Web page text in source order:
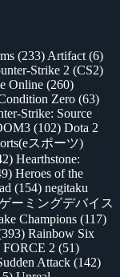
(233) Artifact (6)
Strike 2 (CS2)
Online (260)
Zero (63)
Strike: Source
(102) Dota 2
スポーツ)
Hearthstone:
Heroes of the
(154) negitaku
ーミングデバイス
Champions (117)
Rainbow Six
2 (51)
Attack (142)